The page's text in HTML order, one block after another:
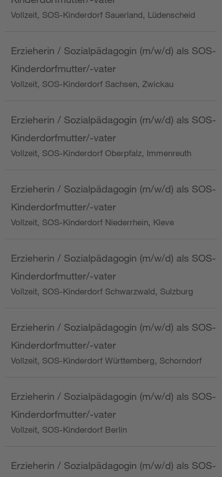
Vollzeit, SOS-Kinderdorf Sauerland, Lüdenscheid
Erzieherin / Sozialpädagogin (m/w/d) als SOS-
Kinderdorfmutter/-vater
Vollzeit, SOS-Kinderdorf Sachsen, Zwickau
Erzieherin / Sozialpädagogin (m/w/d) als SOS-
Kinderdorfmutter/-vater
Vollzeit, SOS-Kinderdorf Oberpfalz, Immenreuth
Erzieherin / Sozialpädagogin (m/w/d) als SOS-
Kinderdorfmutter/-vater
Vollzeit, SOS-Kinderdorf Niederrhein, Kleve
Erzieherin / Sozialpädagogin (m/w/d) als SOS-
Kinderdorfmutter/-vater
Vollzeit, SOS-Kinderdorf Schwarzwald, Sulzburg
Erzieherin / Sozialpädagogin (m/w/d) als SOS-
Kinderdorfmutter/-vater
Vollzeit, SOS-Kinderdorf Württemberg, Schorndorf
Erzieherin / Sozialpädagogin (m/w/d) als SOS-
Kinderdorfmutter/-vater
Vollzeit, SOS-Kinderdorf Berlin
Erzieherin / Sozialpädagogin (m/w/d) als SOS-